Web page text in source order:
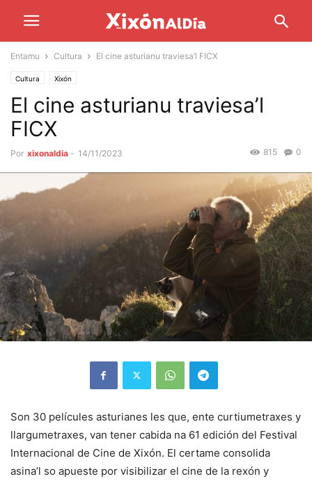
Entamu Cultura El cine asturianu traviesa’l FICX
Cultura Xixón
El cine asturianu traviesa’l
FICX
Por xixonaldia - 14/11/2023 0
815
Son 30 películes asturianes les que, ente curtiumetraxes y
llargumetraxes, van tener cabida na 61 edición del Festival
Internacional de Cine de Xixón. El certame consolida
asina’l so apueste por visibilizar el cine de la rexón y